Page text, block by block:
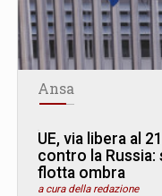
Ansa
UE, via libera al
contro la Russia:
flotta ombra
a cura della redazione